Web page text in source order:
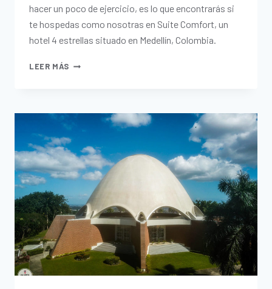
hacer un poco de ejercicio, es lo que encontrarás si
te hospedas como nosotras en Suite Comfort, un
hotel 4 estrellas situado en Medellín, Colombia.
LEER MÁS